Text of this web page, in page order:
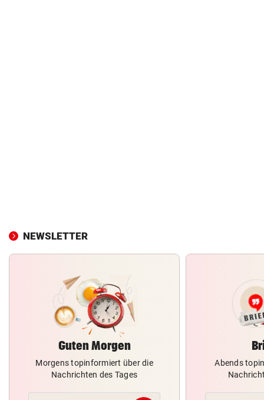
NEWSLETTER
Guten Morgen
Morgens topinformiert über die
Nachrichten des Tages
Abends